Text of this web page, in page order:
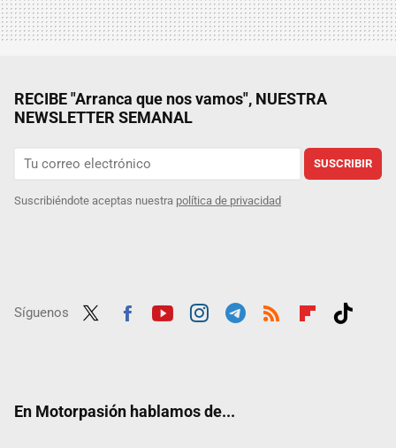
RECIBE "Arranca que nos vamos", NUESTRA
NEWSLETTER SEMANAL
SUSCRIBIR
Suscribiéndote aceptas nuestra política de privacidad
Síguenos
En Motorpasión hablamos de...